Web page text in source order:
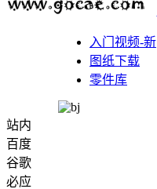
入门视频-新
图纸下载
零件库
站内
百度
谷歌
必应